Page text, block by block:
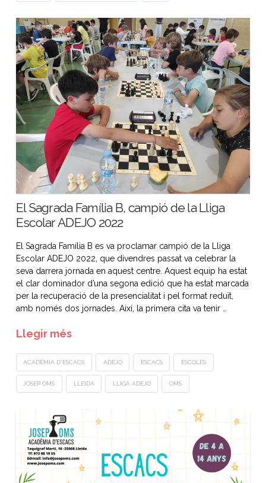
El Sagrada Família B, campió de la Lliga
Escolar ADEJO 2022
El Sagrada Família B es va proclamar campió de la Lliga
Escolar ADEJO 2022, que divendres passat va celebrar la
seva darrera jornada en aquest centre. Aquest equip ha estat
el clar dominador d’una segona edició que ha estat marcada
per la recuperació de la presencialitat i pel format reduït,
amb només dos jornades. Així, la primera cita va tenir …
Llegir més
ACADÈMIA D'ESCACS ADEJO ESCACS ESCOLES
JOSEP OMS LLEIDA LLIGA ADEJO OMS